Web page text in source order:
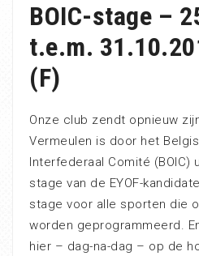
BOIC-stage –
t.e.m.
(F)
Onze club zendt opnieuw
Vermeulen is door het
Interfederaal Comité (BOIC)
stage van de EYOF-
stage voor alle sporten die
worden geprogrammeerd.
hier – dag-na-dag – op de